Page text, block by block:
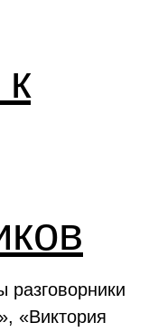
разговорники
«Виктория